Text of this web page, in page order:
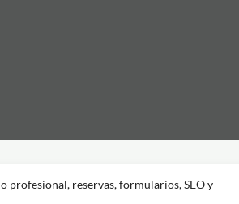
profesional, reservas, formularios, SEO y